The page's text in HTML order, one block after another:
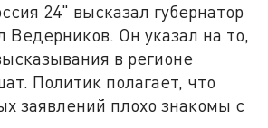
24" высказал губернатор
Ведерников. Он указал на то,
в регионе
Политик полагает, что
заявлений плохо знакомы с